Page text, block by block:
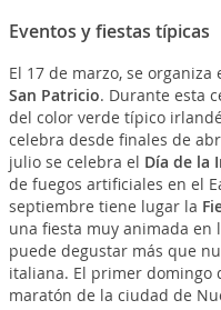
Eventos y fiestas típicas
El 17 de marzo, se
San Patricio. Durante esta
del color verde típico
celebra desde finales de
julio se celebra el Día de la
de fuegos artificiales en el
septiembre tiene lugar la
una fiesta muy animada en
puede degustar más que
italiana. El primer domingo
maratón de la ciudad de